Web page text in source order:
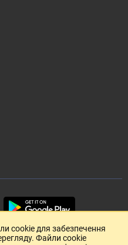
cookie для забезпечення
Файли cookie